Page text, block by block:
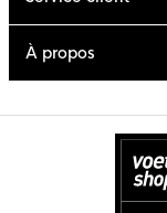
À propos